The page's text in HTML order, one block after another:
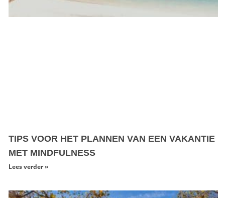
TIPS VOOR HET PLANNEN VAN EEN VAKANTIE
MET MINDFULNESS
Lees verder »